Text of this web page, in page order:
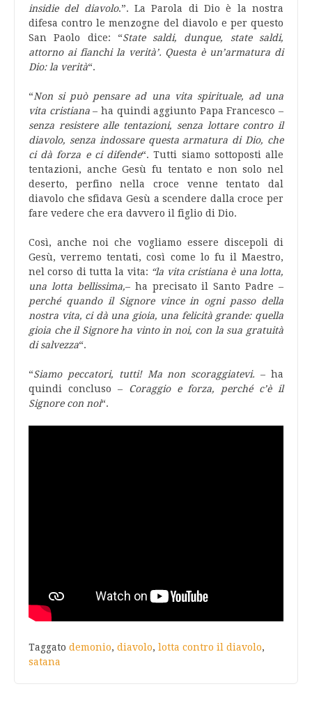
insidie del diavolo.”. La Parola di Dio è la nostra
difesa contro le menzogne del diavolo e per questo
San Paolo dice: “State saldi, dunque, state saldi,
attorno ai fianchi la verità’. Questa è un’armatura di
Dio: la verità“.
“Non si può pensare ad una vita spirituale, ad una
vita cristiana– ha quindi aggiunto Papa Francesco –
senza resistere alle tentazioni, senza lottare contro il
diavolo, senza indossare questa armatura di Dio, che
ci dà forza e ci difende“. Tutti siamo sottoposti alle
tentazioni, anche Gesù fu tentato e non solo nel
deserto, perfino nella croce venne tentato dal
diavolo che sfidava Gesù a scendere dalla croce per
fare vedere che era davvero il figlio di Dio.
Così, anche noi che vogliamo essere discepoli di
Gesù, verremo tentati, così come lo fu il Maestro,
nel corso di tutta la vita: “la vita cristiana è una lotta,
una lotta bellissima,– ha precisato il Santo Padre –
perché quando il Signore vince in ogni passo della
nostra vita, ci dà una gioia, una felicità grande: quella
gioia che il Signore ha vinto in noi, con la sua gratuità
di salvezza“.
“Siamo peccatori, tutti! Ma non scoraggiatevi. – ha
quindi concluso – Coraggio e forza, perché c’è il
Signore con noi“.
Taggato demonio, diavolo, lotta contro il diavolo,
satana